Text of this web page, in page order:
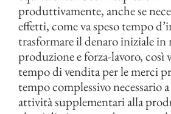
produttivamente, anche se
effetti, come va speso tempo
trasformare il denaro iniziale in
produzione e forza-lavoro, così
tempo di vendita per le merci
tempo complessivo necessario
attività supplementari alla